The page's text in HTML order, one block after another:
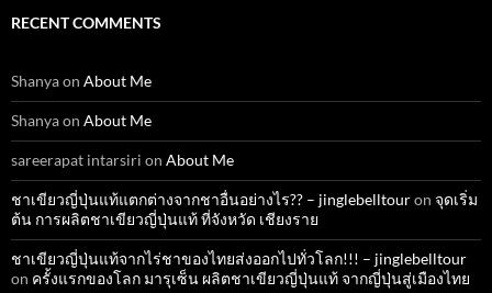
RECENT COMMENTS
Shanyaon About Me
Shanyaon About Me
sareerapat intarsiri on About Me
ชาเขียวญี่ปุ่นแท้แตกต่างจากชาอื่นอย่างไร?? – jinglebelltouron จุดเริ่ม
ต้น การผลิตชาเขียวญี่ปุ่นแท้ ที่จังหวัด เชียงราย
ชาเขียวญี่ปุ่นแท้จากไร่ชาของไทยส่งออกไปทั่วโลก!!! – jinglebelltour
on ครั้งแรกของโลก มารุเซ็น ผลิตชาเขียวญี่ปุ่นแท้ จากญี่ปุ่นสู่เมืองไทย